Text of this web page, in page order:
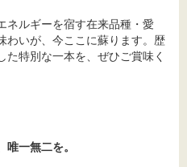
ネルギーを宿す在来品種・愛
わいが、今ここに蘇ります。歴
た特別な一本を、ぜひご賞味く
一無二を。